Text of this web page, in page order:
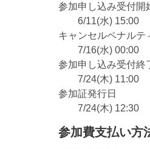
参加申し込み受付開
6/11(水) 15:00
キャンセルペナルテ
7/16(水) 00:00
参加申し込み受付終
7/24(木) 11:00
参加証発行日
7/24(木) 12:30
参加費支払い方